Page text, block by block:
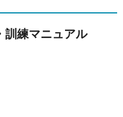
訓練マニュアル